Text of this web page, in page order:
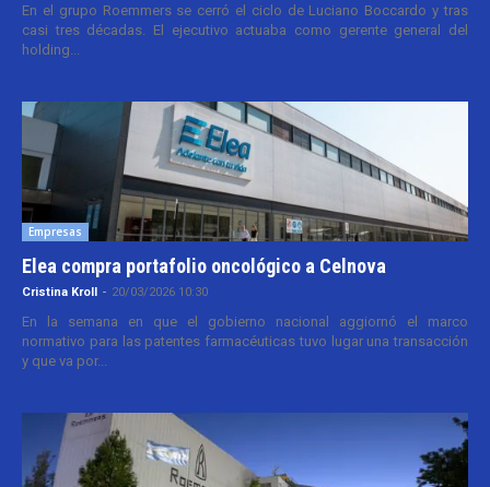
En el grupo Roemmers se cerró el ciclo de Luciano Boccardo y tras
casi tres décadas. El ejecutivo actuaba como gerente general del
holding...
Empresas
Elea compra portafolio oncológico a Celnova
Cristina Kroll - 20/03/2026 10:30
En la semana en que el gobierno nacional aggiornó el marco
normativo para las patentes farmacéuticas tuvo lugar una transacción
y que va por...